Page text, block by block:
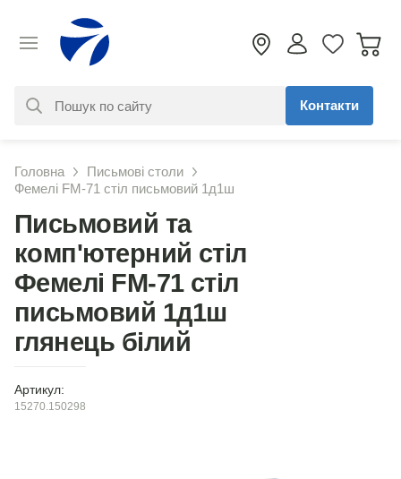
знайдено. Уточніть свій запит
Контакти
Головна
Письмові столи
Фемелі FM-71 стіл письмовий 1д1ш
Письмовий та
комп'ютерний стіл
Фемелі FM-71 стіл
письмовий 1д1ш
глянець білий
Артикул:
15270.150298